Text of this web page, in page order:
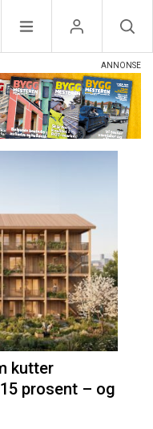
kutter
prosent – og